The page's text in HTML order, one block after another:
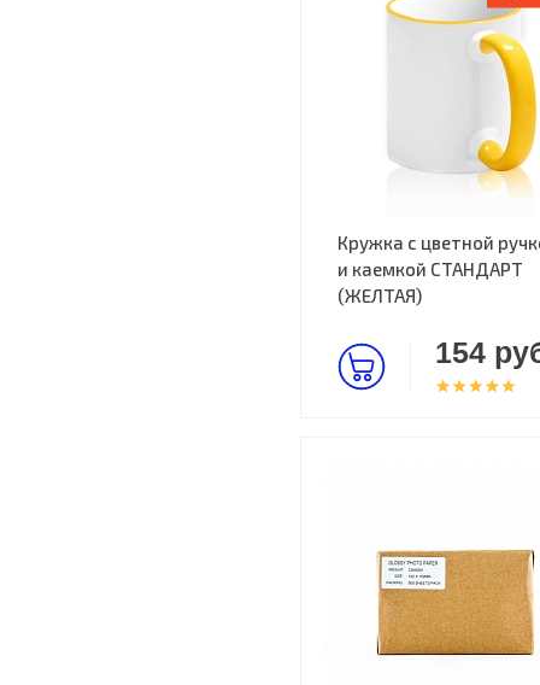
Кружка с цветной
и каемкой СТАНДАРТ
(ЖЕЛТАЯ)
154